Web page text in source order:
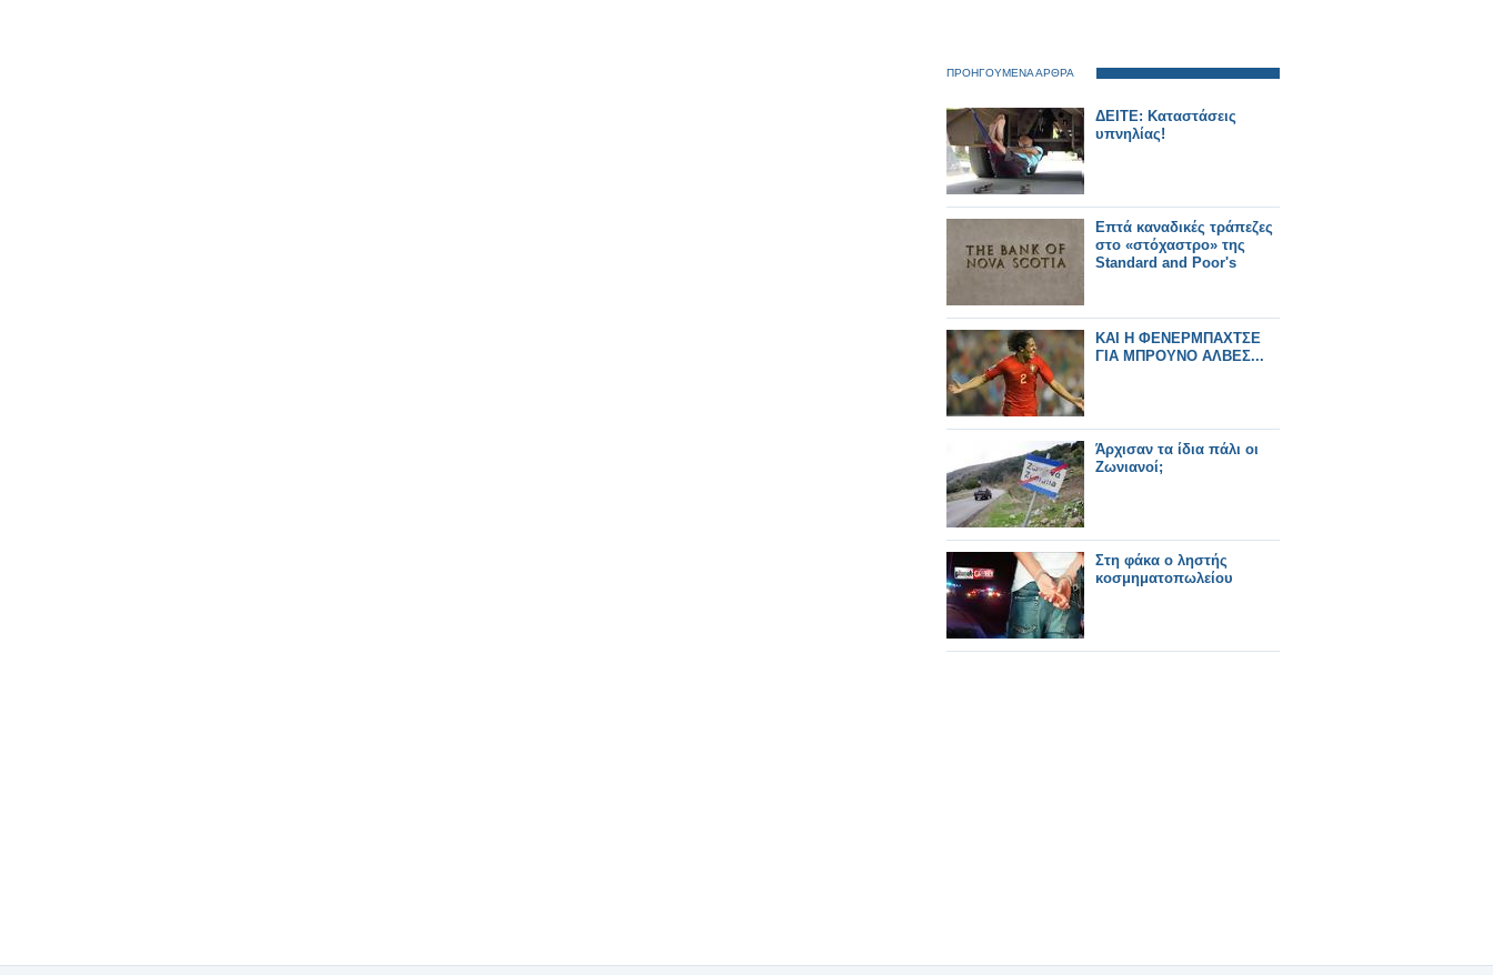
ΠΡΟΗΓΟΥΜΕΝΑ ΑΡΘΡΑ
ΔΕΙΤΕ: Καταστάσεις
υπνηλίας!
Επτά καναδικές τράπεζες
στο «στόχαστρο» της
Standard and Poor's
ΚΑΙ Η ΦΕΝΕΡΜΠΑΧΤΣΕ
ΓΙΑ ΜΠΡΟΥΝΟ ΑΛΒΕΣ...
Άρχισαν τα ίδια πάλι οι
Ζωνιανοί;
Στη φάκα ο ληστής
κοσμηματοπωλείου